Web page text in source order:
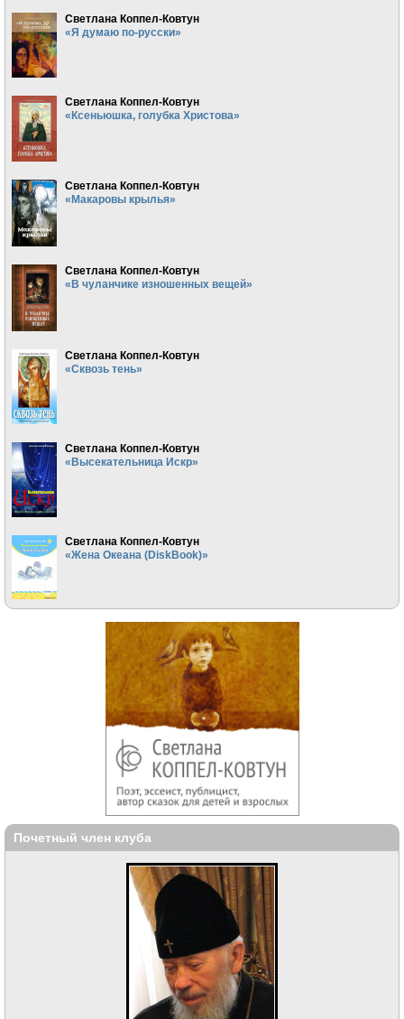
Светлана Коппел-Ковтун
«Я думаю по-русски»
Светлана Коппел-Ковтун
«Ксеньюшка, голубка Христова»
Светлана Коппел-Ковтун
«Макаровы крылья»
Светлана Коппел-Ковтун
«В чуланчике изношенных вещей»
Светлана Коппел-Ковтун
«Сквозь тень»
Светлана Коппел-Ковтун
«Высекательница Искр»
Светлана Коппел-Ковтун
«Жена Океана (DiskBook)»
Почетный член клуба